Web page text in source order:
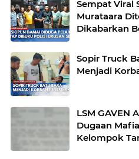
Sempat Viral
Murataara
Dikabarkan
Sopir Truck
Menjadi
LSM GAVEN
Dugaan
Kelompok